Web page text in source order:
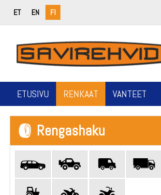
ET EN FI
ETUSIVU RENKAAT VANTEET
Rengashaku